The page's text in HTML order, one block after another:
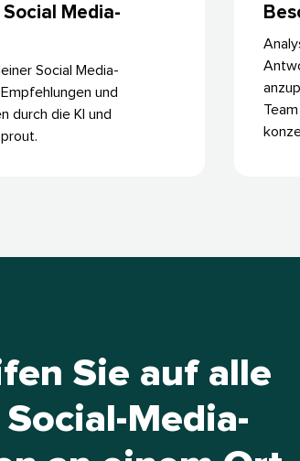
Media-
Social Media-
und
durch die KI und
Sie auf alle
Social-Media-